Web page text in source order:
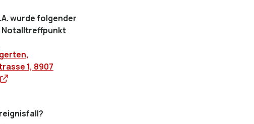
wurde folgender
1, 8907